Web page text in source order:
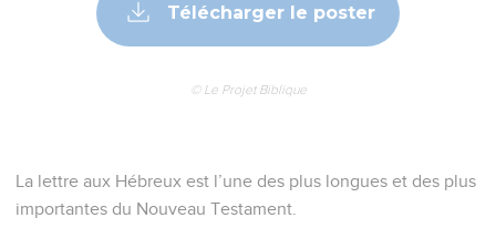
Télécharger le poster
© Le Projet Biblique
La lettre aux Hébreux est l’une des plus longues et des plus
importantes du Nouveau Testament.